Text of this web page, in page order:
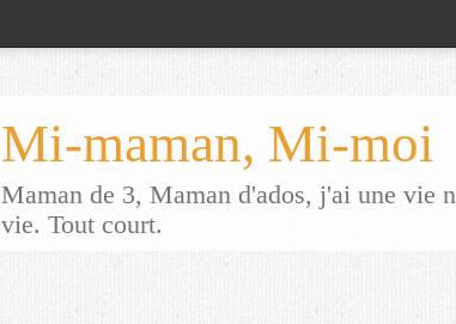
Mi-maman, Mi-moi
Maman de 3, Maman d'ados, j'ai une vie
vie. Tout court.